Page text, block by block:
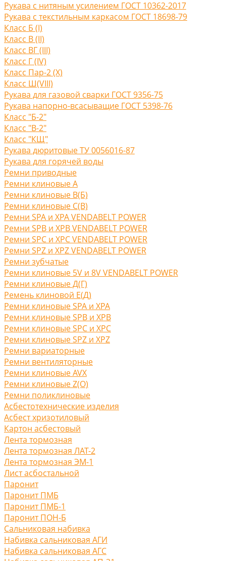
Рукава с нитяным усилением ГОСТ 10362-2017
Рукава с текстильным каркасом ГОСТ 18698-79
Класс Б (I)
Класс В (II)
Класс ВГ (III)
Класс Г (IV)
Класс Пар-2 (X)
Класс Ш(VIII)
Рукава для газовой сварки ГОСТ 9356-75
Рукава напорно-всасыващие ГОСТ 5398-76
Класс "Б-2"
Класс "В-2"
Класс "КЩ"
Рукава дюритовые ТУ 0056016-87
Рукава для горячей воды
Ремни приводные
Ремни клиновые A
Ремни клиновые В(Б)
Ремни клиновые С(B)
Ремни SPA и XPA VENDABELT POWER
Ремни SPB и XPB VENDABELT POWER
Ремни SPC и XPC VENDABELT POWER
Ремни SPZ и XPZ VENDABELT POWER
Ремни зубчатые
Ремни клиновые 5V и 8V VENDABELT POWER
Ремни клиновые Д(Г)
Ремень клиновой Е(Д)
Ремни клиновые SPA и XPA
Ремни клиновые SPB и XPB
Ремни клиновые SPC и XPC
Ремни клиновые SPZ и XPZ
Ремни вариаторные
Ремни вентиляторные
Ремни клиновые AVX
Ремни клиновые Z(O)
Ремни поликлиновые
Асбестотехнические изделия
Асбест хризотиловый
Картон асбестовый
Лента тормозная
Лента тормозная ЛАТ-2
Лента тормозная ЭМ-1
Лист асбостальной
Паронит
Паронит ПМБ
Паронит ПМБ-1
Паронит ПОН-Б
Сальниковая набивка
Набивка сальниковая АГИ
Набивка сальниковая АГС